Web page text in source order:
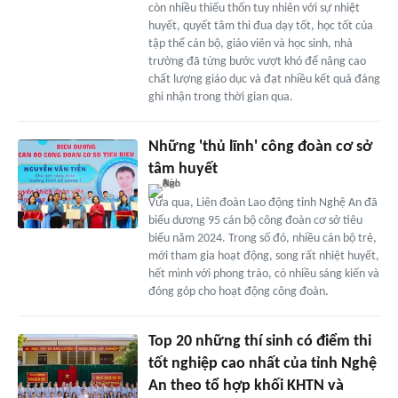
còn nhiều thiếu thốn tuy nhiên với sự nhiệt
huyết, quyết tâm thi đua dạy tốt, học tốt của
tập thể cán bộ, giáo viên và học sinh, nhà
trường đã từng bước vượt khó để nâng cao
chất lượng giáo dục và đạt nhiều kết quả đáng
ghi nhận trong thời gian qua.
Những 'thủ lĩnh' công đoàn cơ sở
tâm huyết
Vừa qua, Liên đoàn Lao động tỉnh Nghệ An đã
biểu dương 95 cán bộ công đoàn cơ sở tiêu
biểu năm 2024. Trong số đó, nhiều cán bộ trẻ,
mới tham gia hoạt động, song rất nhiệt huyết,
hết mình với phong trào, có nhiều sáng kiến và
đóng góp cho hoạt động công đoàn.
Top 20 những thí sinh có điểm thi
tốt nghiệp cao nhất của tỉnh Nghệ
An theo tổ hợp khối KHTN và